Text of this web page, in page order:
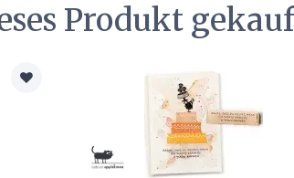
Produkt